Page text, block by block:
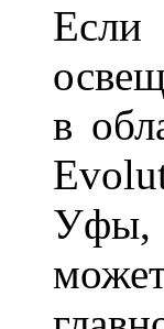
Если
в
Уфы,